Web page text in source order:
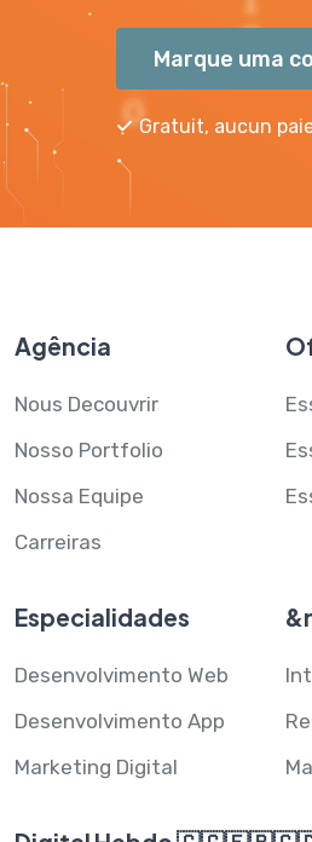
Marque uma
Gratuit, aucun
Agência
Nous Decouvrir
Nosso Portfolio
Nossa Equipe
Carreiras
Especialidades
Desenvolvimento Web
Desenvolvimento App
Marketing Digital